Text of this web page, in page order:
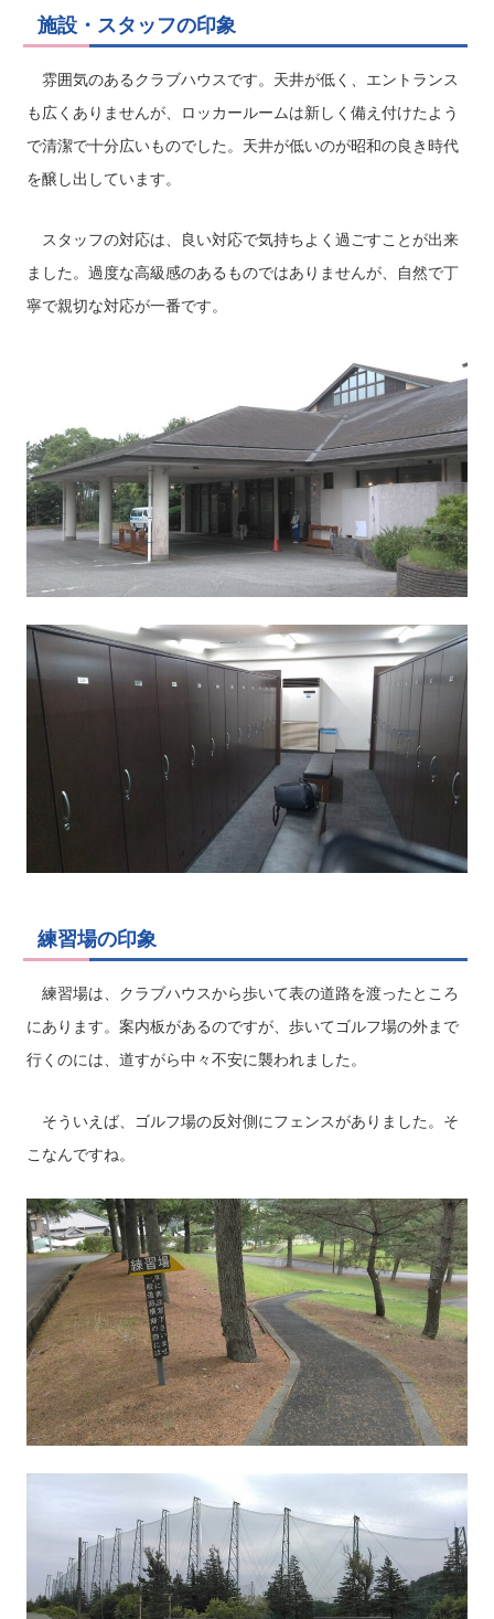
施設・スタッフの印象
雰囲気のあるクラブハウスです。天井が低く、エントランス
も広くありませんが、ロッカールームは新しく備え付けたよう
で清潔で十分広いものでした。天井が低いのが昭和の良き時代
を醸し出しています。
スタッフの対応は、良い対応で気持ちよく過ごすことが出来
ました。過度な高級感のあるものではありませんが、自然で丁
寧で親切な対応が一番です。
練習場の印象
練習場は、クラブハウスから歩いて表の道路を渡ったところ
にあります。案内板があるのですが、歩いてゴルフ場の外まで
行くのには、道すがら中々不安に襲われました。
そういえば、ゴルフ場の反対側にフェンスがありました。そ
こなんですね。